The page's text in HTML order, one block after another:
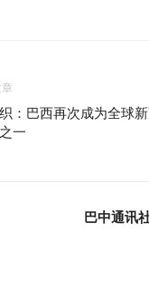
章
：巴西再次成为全球
一
巴中通讯